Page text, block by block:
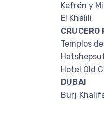
Kefrén y
El Khalili
CRUCERO
Templos
Hotel Old
DUBAI
Burj